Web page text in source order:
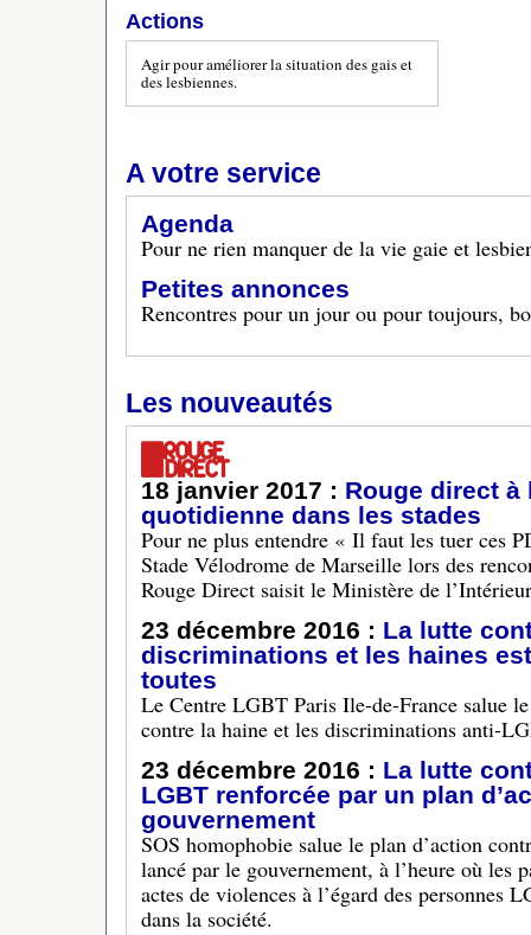
Actions
Agir pour améliorer la situation des gais et
des lesbiennes.
A votre service
Agenda
Pour ne rien manquer de la vie gaie et
Petites annonces
Rencontres pour un jour ou pour toujours,
Les nouveautés
18 janvier 2017 : Rouge direct à
quotidienne dans les stades
Pour ne plus entendre « Il faut les tuer ces
Stade Vélodrome de Marseille lors des
Rouge Direct saisit le Ministère de
23 décembre 2016 : La lutte
discriminations et les haines
toutes
Le Centre LGBT Paris Ile-de-France salue
contre la haine et les discriminations anti-
23 décembre 2016 : La lutte
LGBT renforcée par un plan
gouvernement
SOS homophobie salue le plan d’action
lancé par le gouvernement, à l’heure où les
actes de violences à l’égard des personnes
dans la société.